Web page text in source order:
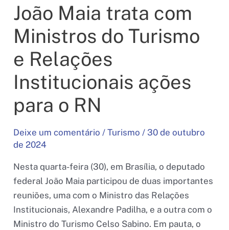
João Maia trata com
Ministros do Turismo
e Relações
Institucionais ações
para o RN
Deixe um comentário /Turismo / 30 de outubro
de 2024
Nesta quarta-feira (30), em Brasília, o deputado
federal João Maia participou de duas importantes
reuniões, uma com o Ministro das Relações
Institucionais, Alexandre Padilha, e a outra com o
Ministro do Turismo Celso Sabino. Em pauta, o